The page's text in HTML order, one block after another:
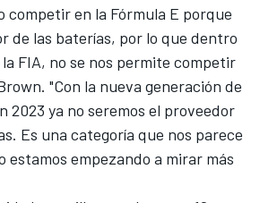
competir en la Fórmula E porque
de las baterías, por lo que dentro
FIA, no se nos permite competir
"Con la nueva generación de
2023 ya no seremos el proveedor
Es una categoría que nos parece
estamos empezando a mirar más